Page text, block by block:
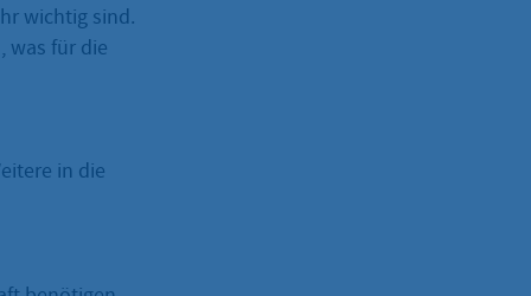
wichtig sind.
was für die
in die